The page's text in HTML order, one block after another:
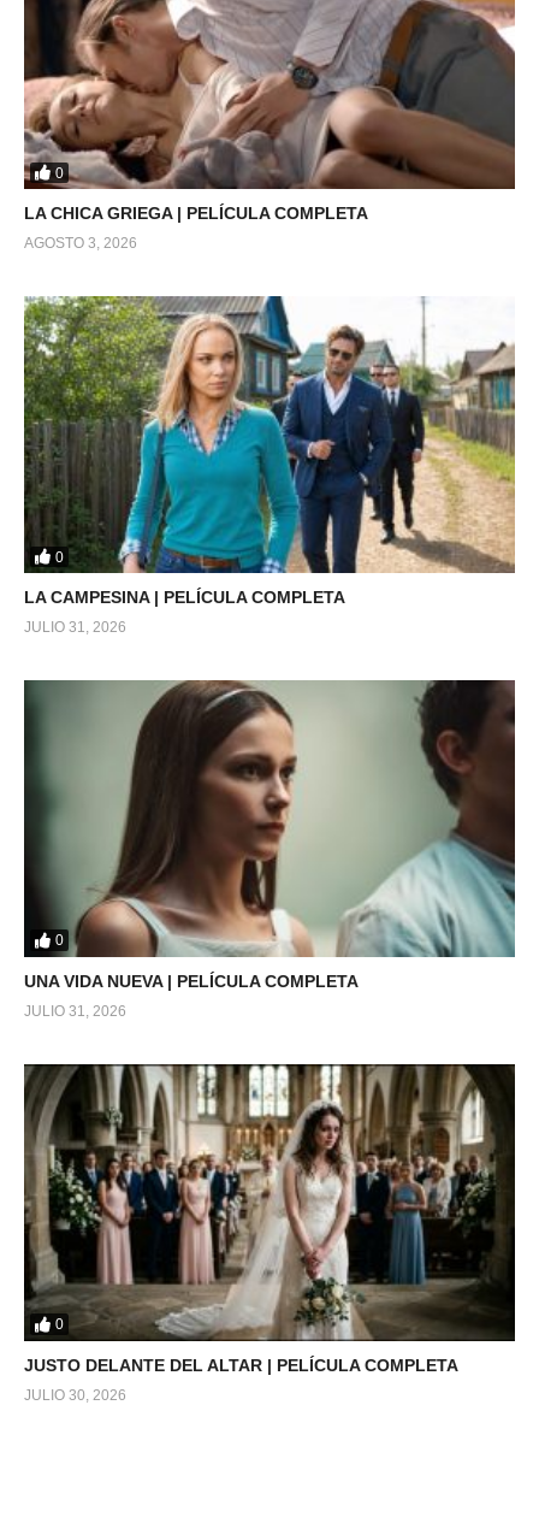
0
LA CHICA GRIEGA | PELÍCULA COMPLETA
AGOSTO 3, 2026
0
LA CAMPESINA | PELÍCULA COMPLETA
JULIO 31, 2026
0
UNA VIDA NUEVA | PELÍCULA COMPLETA
JULIO 31, 2026
0
JUSTO DELANTE DEL ALTAR | PELÍCULA COMPLETA
JULIO 30, 2026